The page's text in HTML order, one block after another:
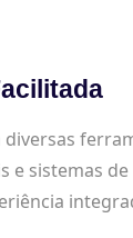
diversas
e sistemas